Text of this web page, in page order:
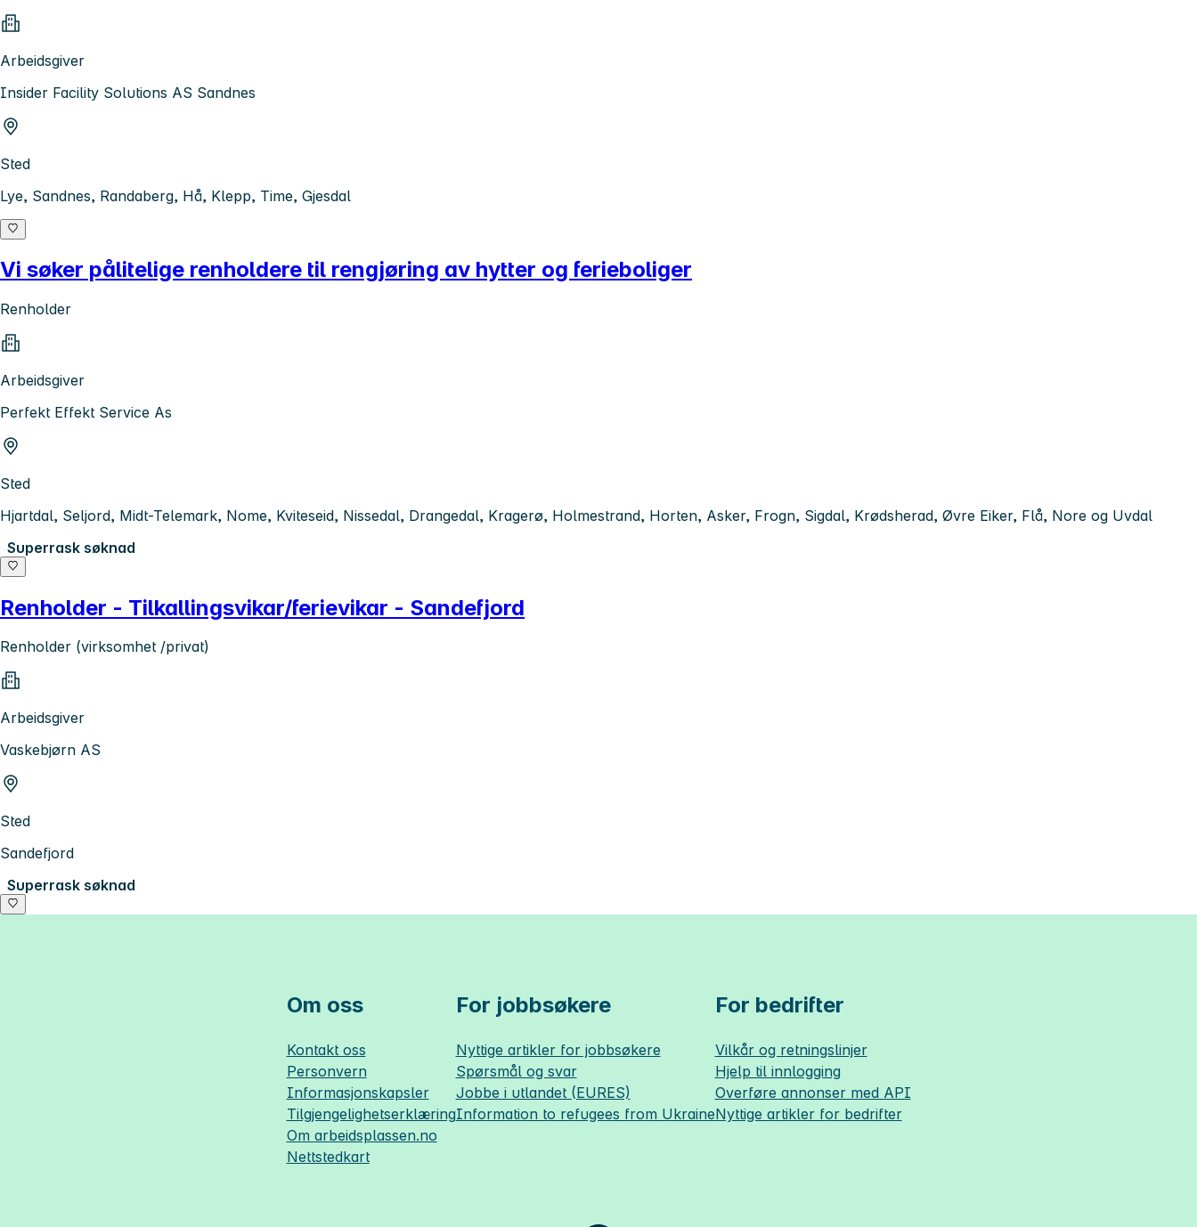
Arbeidsgiver
Insider Facility Solutions AS Sandnes
Sted
Lye, Sandnes, Randaberg, Hå, Klepp, Time, Gjesdal
Vi søker pålitelige renholdere til rengjøring av hytter og ferieboliger
Renholder
Arbeidsgiver
Perfekt Effekt Service As
Sted
Hjartdal, Seljord, Midt-Telemark, Nome, Kviteseid, Nissedal, Drangedal, Kragerø, Holmestrand, Horten, Asker, Frogn, Sigdal, Krødsherad, Øvre Eiker, Flå, Nore og Uvdal
Superrask søknad
Renholder - Tilkallingsvikar/ferievikar - Sandefjord
Renholder (virksomhet /privat)
Arbeidsgiver
Vaskebjørn AS
Sted
Sandefjord
Superrask søknad
Om oss
Kontakt oss
Personvern
Informasjonskapsler
Tilgjengelighetserklæring
Om arbeidsplassen.no
Nettstedkart
For jobbsøkere
Nyttige artikler for jobbsøkere
Spørsmål og svar
Jobbe i utlandet (EURES)
Information to refugees from Ukraine
For bedrifter
Vilkår og retningslinjer
Hjelp til innlogging
Overføre annonser med API
Nyttige artikler for bedrifter